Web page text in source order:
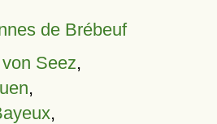
de Brébeuf
Seez,
,
,